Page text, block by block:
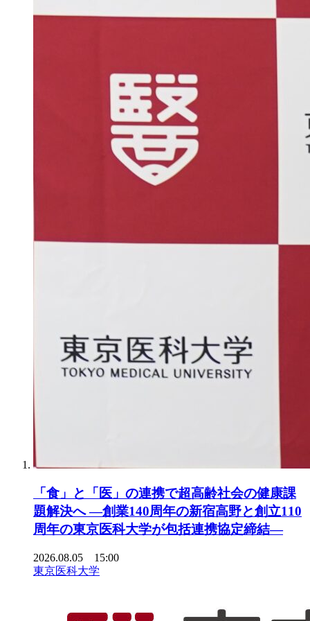
「食」と「医」の連携で超高齢社会の健康課
題解決へ ―創業140周年の新宿高野と創立110
周年の東京医科大学が包括連携協定締結―
2026.08.05 15:00
東京医科大学